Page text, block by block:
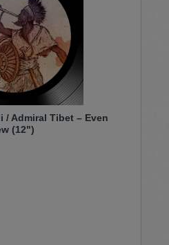
/ Admiral Tibet – Even
(12")